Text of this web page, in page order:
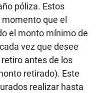
póliza. Estos
que el
el monto mínimo de
vez que desee
antes de los
retirado). Este
realizar hasta